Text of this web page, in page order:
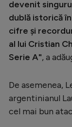
devenit
dublă istorică
cifre şi
al lui Cristian
Serie A", a
De asemenea,
argentinianul
cel mai bun